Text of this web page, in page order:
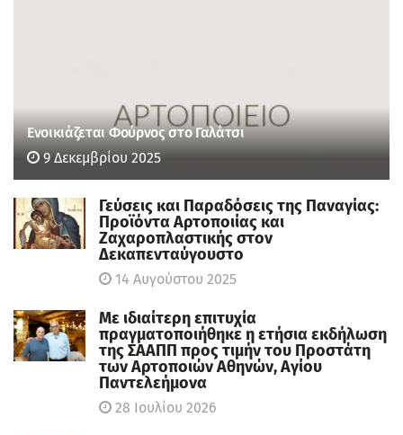
Ενοικιάζεται Φούρνος στο Γαλάτσι
9 Δεκεμβρίου 2025
Γεύσεις και Παραδόσεις της Παναγίας:
Προϊόντα Αρτοποιίας και
Ζαχαροπλαστικής στον
Δεκαπενταύγουστο
14 Αυγούστου 2025
Με ιδιαίτερη επιτυχία
πραγματοποιήθηκε η ετήσια εκδήλωση
της ΣΑΑΠΠ προς τιμήν του Προστάτη
των Αρτοποιών Αθηνών, Αγίου
Παντελεήμονα
28 Ιουλίου 2026